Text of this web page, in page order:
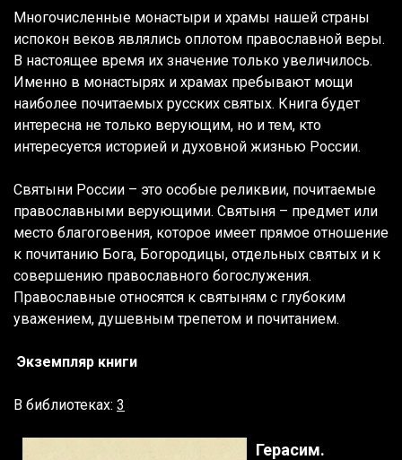
Многочисленные монастыри и храмы нашей страны
испокон веков являлись оплотом православной веры.
В настоящее время их значение только увеличилось.
Именно в монастырях и храмах пребывают мощи
наиболее почитаемых русских святых. Книга будет
интересна не только верующим, но и тем, кто
интересуется историей и духовной жизнью России.
Святыни России – это особые реликвии, почитаемые
православными верующими. Святыня – предмет или
место благоговения, которое имеет прямое отношение
к почитанию Бога, Богородицы, отдельных святых и к
совершению православного богослужения.
Православные относятся к святыням с глубоким
уважением, душевным трепетом и почитанием.
Экземпляр книги
В библиотеках: 3
Герасим.